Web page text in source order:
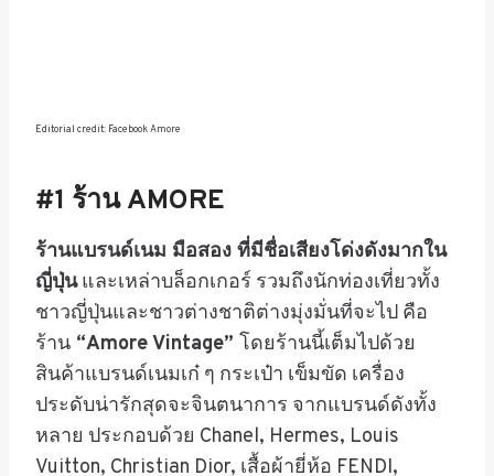
Editorial credit: Facebook Amore
#1 ร้านAMORE
ร้านแบรนด์เนม มือสอง ที่มีชื่อเสียงโด่งดังมากใน
ญี่ปุ่นและเหล่าบล็อกเกอร์ รวมถึงนักท่องเที่ยวทั้ง
ชาวญี่ปุ่นและชาวต่างชาติต่างมุ่งมั่นที่จะไป คือ
ร้าน “Amore Vintage” โดยร้านนี้เต็มไปด้วย
สินค้าแบรนด์เนมเก๋ ๆ กระเป๋า เข็มขัด เครื่อง
ประดับน่ารักสุดจะจินตนาการ จากแบรนด์ดังทั้ง
หลาย ประกอบด้วย Chanel, Hermes, Louis
Vuitton, Christian Dior, เสื้อผ้ายี่ห้อ FENDI,